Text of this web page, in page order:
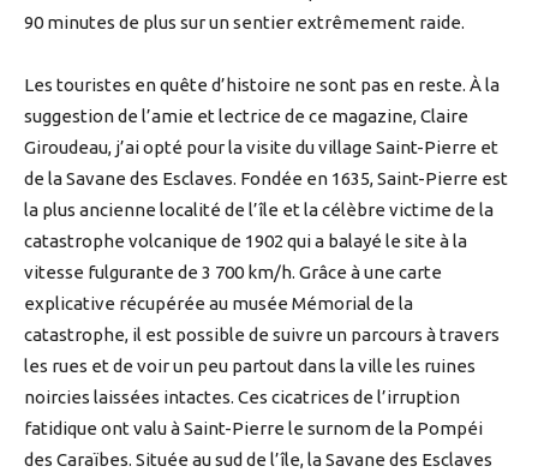
90 minutes de plus sur un sentier extrêmement raide.
Les touristes en quête d’histoire ne sont pas en reste. À la
suggestion de l’amie et lectrice de ce magazine, Claire
Giroudeau, j’ai opté pour la visite du village Saint-Pierre et
de la Savane des Esclaves. Fondée en 1635, Saint-Pierre est
la plus ancienne localité de l’île et la célèbre victime de la
catastrophe volcanique de 1902 qui a balayé le site à la
vitesse fulgurante de 3 700 km/h. Grâce à une carte
explicative récupérée au musée Mémorial de la
catastrophe, il est possible de suivre un parcours à travers
les rues et de voir un peu partout dans la ville les ruines
noircies laissées intactes. Ces cicatrices de l’irruption
fatidique ont valu à Saint-Pierre le surnom de la Pompéi
des Caraïbes. Située au sud de l’île, la Savane des Esclaves